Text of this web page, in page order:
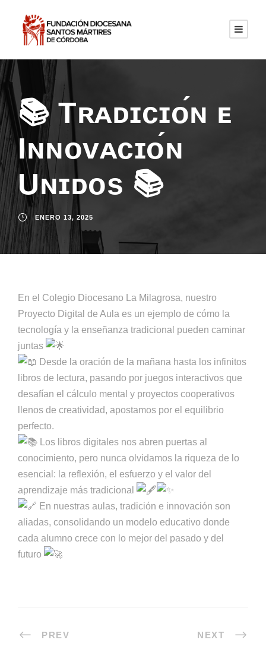
📚 Tʀᴀᴅɪᴄɪᴏ́ɴ ᴇ
Iɴɴᴏᴠᴀᴄɪᴏ́ɴ
Uɴɪᴅᴏs 📚
ENERO 13, 2025
En el Colegio Diocesano La Milagrosa, nuestro
Proyecto Digital de Aula es un ejemplo de cómo la
tecnología y la enseñanza tradicional pueden caminar
juntas
Desde la oración de la mañana hasta los infinitos
libros de lectura, pasando por juegos interactivos que
desafían el cálculo mental y proyectos cooperativos
llenos de creatividad, apostamos por el equilibrio
perfecto.
Los libros digitales nos abren puertas al
conocimiento, pero nunca olvidamos la riqueza de lo
esencial: la reflexión, el esfuerzo y el valor del
aprendizaje más tradicional
En nuestras aulas, tradición e innovación son
aliadas, consolidando un modelo educativo donde
cada alumno crece con lo mejor del pasado y del
futuro
PREV NEXT